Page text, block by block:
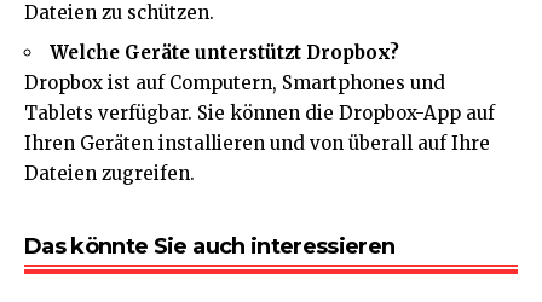
Dateien zu schützen.
Welche Geräte unterstützt Dropbox?
Dropbox ist auf Computern, Smartphones und
Tablets verfügbar. Sie können die Dropbox-App auf
Ihren Geräten installieren und von überall auf Ihre
Dateien zugreifen.
Das könnte Sie auch interessieren